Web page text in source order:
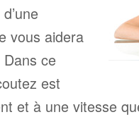
vous aidera
ce
est
et à une vitesse